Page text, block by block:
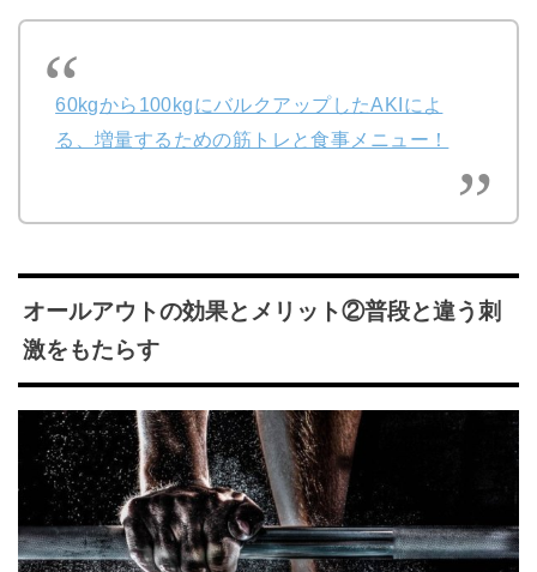
60kgから100kgにバルクアップしたAKIによ
る、増量するための筋トレと食事メニュー！
オールアウトの効果とメリット②普段と違う刺
激をもたらす